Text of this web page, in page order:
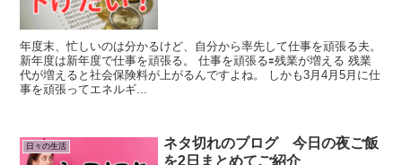
年度末、忙しいのは分かるけど、自分から率先して仕事を頑張る夫。
新年度は新年度で仕事を頑張る。 仕事を頑張る🟰残業が増える 残業
代が増えると社会保険料が上がるんですよね。 しかも3月4月5月に仕
事を頑張ってエネルギ...
日々の生活
ネタ切れのブログ 今日の夜ご飯
を2日まとめてご紹介